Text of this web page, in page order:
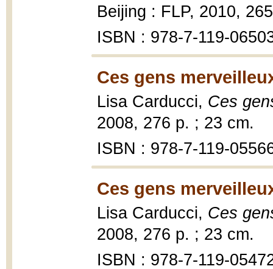
Beijing : FLP, 2010,
ISBN : 978-7-119-
Ces gens
Lisa Carducci, Ces
2008, 276 p. ; 23 cm.
ISBN : 978-7-119-
Ces gens
Lisa Carducci, Ces
2008, 276 p. ; 23 cm.
ISBN : 978-7-119-